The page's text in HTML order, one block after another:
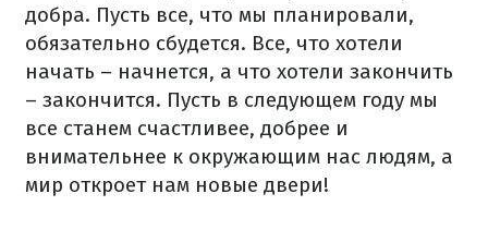
добра. Пусть все, что мы планировали,
обязательно сбудется. Все, что хотели
начать – начнется, а что хотели закончить
– закончится. Пусть в следующем году мы
все станем счастливее, добрее и
внимательнее к окружающим нас людям, а
мир откроет нам новые двери!